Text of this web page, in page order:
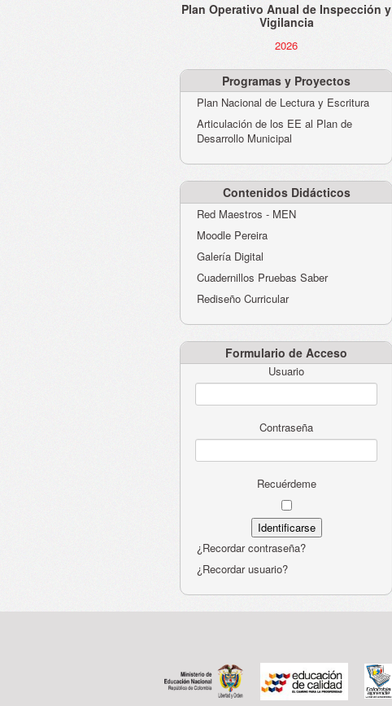
Plan Operativo Anual de Inspección y
Vigilancia
2026
Programas y Proyectos
Plan Nacional de Lectura y Escritura
Articulación de los EE al Plan de
Desarrollo Municipal
Contenidos Didácticos
Red Maestros - MEN
Moodle Pereira
Galería Digital
Cuadernillos Pruebas Saber
Rediseño Curricular
Formulario de Acceso
Usuario
Contraseña
Recuérdeme
¿Recordar contraseña?
¿Recordar usuario?